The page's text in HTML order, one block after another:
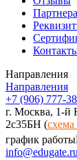
Направления
Направления
+7 (906) 777-
г. Москва, 1-й
2c35БН (схема
график работы
info@edugate.ru